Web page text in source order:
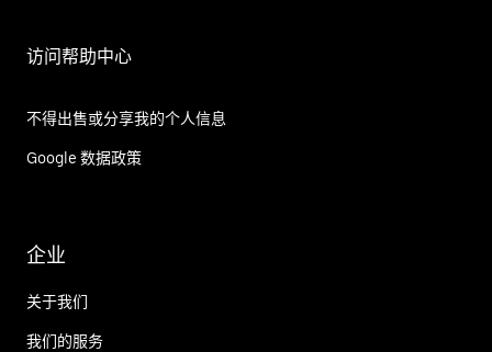
访问帮助中心
不得出售或分享我的个人信息
Google 数据政策
企业
关于我们
我们的服务